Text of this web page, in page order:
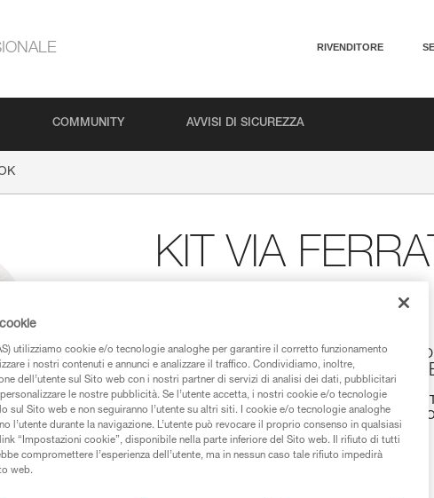
RIVENDITORE
COMMUNITY AVVISI DI SICUREZZA
KIT VIA
Kit da via ferrata composto da un
un’imbracatura CORAX e un casco
Il kit confortevole per praticare la via ferrata! Il
un cordino leggero e compatto SCORPIO
regolabile e un casco BOREO.
utilizziamo cookie e/o tecnologie analoghe per garantire il corretto funzionamento
i nostri contenuti e annunci e analizzare il traffico. Condividiamo, inoltre,
dell’utente sul Sito web con i nostri partner di servizi di analisi dei dati, pubblicitari
le nostre pubblicità. Se l’utente accetta, i nostri cookie e/o tecnologie
sul Sito web e non seguiranno l’utente su altri siti. I cookie e/o tecnologie analoghe
l’utente durante la navigazione. L’utente può revocare il proprio consenso in qualsiasi
“Impostazioni cookie”, disponibile nella parte inferiore del Sito web. Il rifiuto di tutti
compromettere l’esperienza dell’utente, ma in nessun caso tale rifiuto impedirà
web.